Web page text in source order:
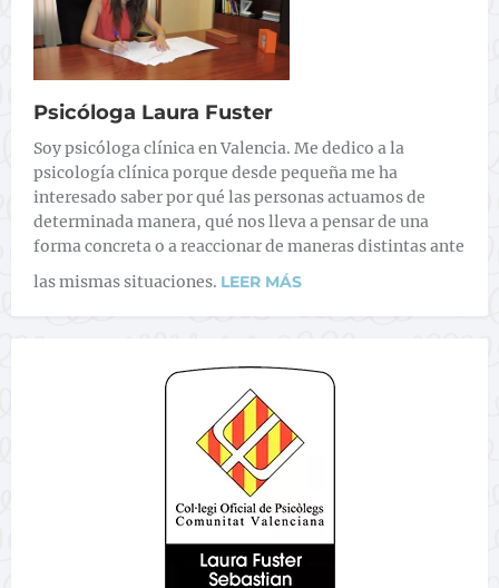
Psicóloga Laura Fuster
Soy psicóloga clínica en Valencia. Me dedico a la
psicología clínica porque desde pequeña me ha
interesado saber por qué las personas actuamos de
determinada manera, qué nos lleva a pensar de una
forma concreta o a reaccionar de maneras distintas ante
las mismas situaciones. LEER MÁS